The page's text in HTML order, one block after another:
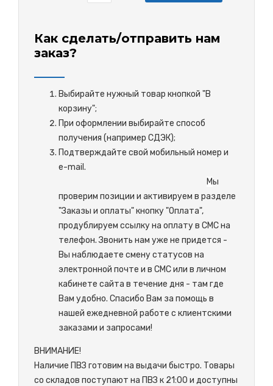
Как сделать/отправить нам
заказ?
Выбирайте нужный товар кнопкой "В
корзину";
При оформлении выбирайте способ
получения (например СДЭК);
Подтверждайте свой мобильный номер и
e-mail.
Мы
проверим позиции и активируем в разделе
"Заказы и оплаты" кнопку "Оплата",
продублируем ссылку на оплату в СМС на
телефон. Звонить нам уже не придется -
Вы наблюдаете смену статусов на
электронной почте и в СМС или в личном
кабинете сайта в течение дня - там где
Вам удобно. Спасибо Вам за помощь в
нашей ежедневной работе с клиентскими
заказами и запросами!
ВНИМАНИЕ!
Наличие ПВЗ готовим на выдачи быстро. Товары
со складов поступают на ПВЗ к 21:00 и доступны